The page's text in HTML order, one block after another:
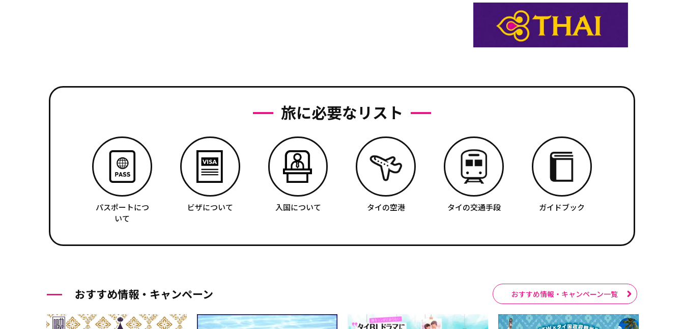
旅に必要なリスト
パスポートにつ
いて
ビザについて 入国について タイの空港 タイの交通手段 ガイドブック
おすすめ情報・キャンペーン おすすめ情報・キャンペーン一覧